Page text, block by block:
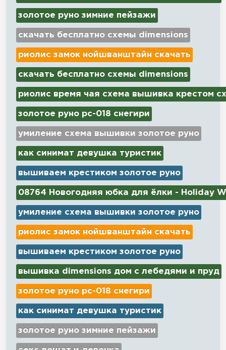
золотое руно зимние пейзажи
скачать бесплатно схемы dimensions
риолис замок нойшванштайн скачать
скачать бесплатно схемы dimensions
риолис время чая схема вышивка крестом
золотое руно рс-018 снегири
умиление схема вышивки золотое руно
как синимат девушка туристик
вышиваем крестиком золотое руно
08764 Новогодняя юбка для ёлки - Holiday
умиление схема вышивки золотое руно
риолис замок нойшванштайн скачать
вышиваем крестиком золотое руно
вышивка dimensions дом с лебедями и пруд
золотое руно рс-018 снегири
как синимат девушка туристик
золотое руно зимние пейзажи